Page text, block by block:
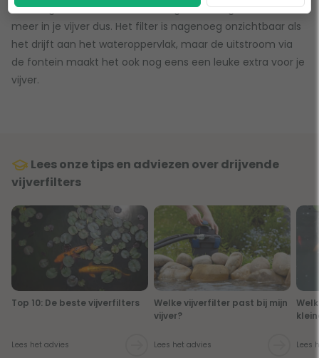
unit zorgt voor de afbraak van algen. Geen groen water
meer in je vijver dus. Het filter is nagenoeg onzichtbaar als
het drijft aan het wateroppervlak, maar de uitstroom via
de fontein maakt het ook nog eens een leuke extra voor je
vijver.
Lees onze tips en adviezen over drijvende
vijverfilters
Top 10: De beste vijverfilters
Lees het advies
Welke vijverfilter past bij mijn
vijver?
Lees het advies Lees